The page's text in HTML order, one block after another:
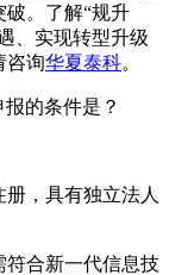
。了解“规升
、实现转型升级
咨询华夏泰科。
，具有独立法人
合新一代信息技